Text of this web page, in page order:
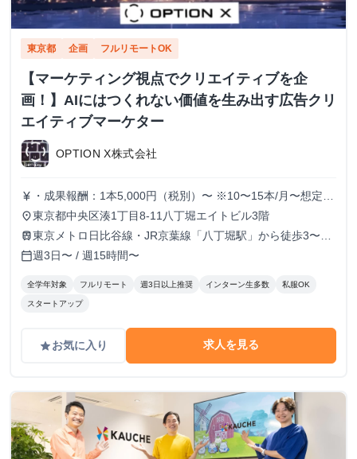
東京都 企画 フルリモートOK
【マーケティング視点でクリエイティブを企
画！】AIにはつくれない価値を生み出す広告クリ
エイティブマーケター
OPTION X株式会社
currency_yen ・成果報酬：1本5,000円（税別）〜 ※10〜15本/月〜想定
※経験、実績、能力等によって変動 ※トライアル期間の場
合変動あり
place東京都中央区湊1丁目8-11八丁堀エイトビル3階
train東京メトロ日比谷線・JR京葉線「八丁堀駅」から徒歩3〜6
分
calendar_today週3日〜 / 週15時間〜
全学年対象 フルリモート 週3日以上推奨 インターン生多数 私服OK
スタートアップ
gradeお気に入り 求人を見る